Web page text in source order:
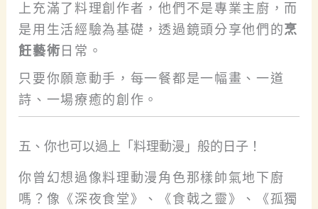
上充滿了料理創作者，他們不是專業主廚，而
是用生活經驗為基礎，透過鏡頭分享他們的烹
飪藝術 日常。
只要你願意動手，每一餐都是一幅畫、一道
詩、一場療癒的創作。
五、你也可以過上「料理動漫」般的日子！
你曾幻想過像料理動漫角色那樣帥氣地下廚
嗎？像《深夜食堂》、《食戟之靈》、《孤獨